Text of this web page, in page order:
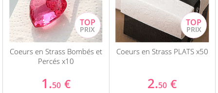
Coeurs en Strass Bombés et
Percés x10
1.50 €
Coeurs en Strass PLATS x50
2.50 €